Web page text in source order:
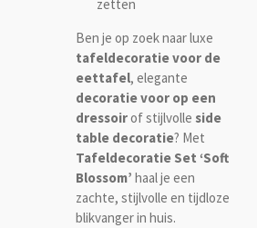
zetten
Ben je op zoek naar luxe
tafeldecoratie voor de
eettafel, elegante
decoratie voor op een
dressoirof stijlvolle side
table decoratie? Met
Tafeldecoratie Set ‘Soft
Blossom’ haal je een
zachte, stijlvolle en tijdloze
blikvanger in huis.